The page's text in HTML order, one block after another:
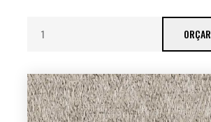
ORÇAR